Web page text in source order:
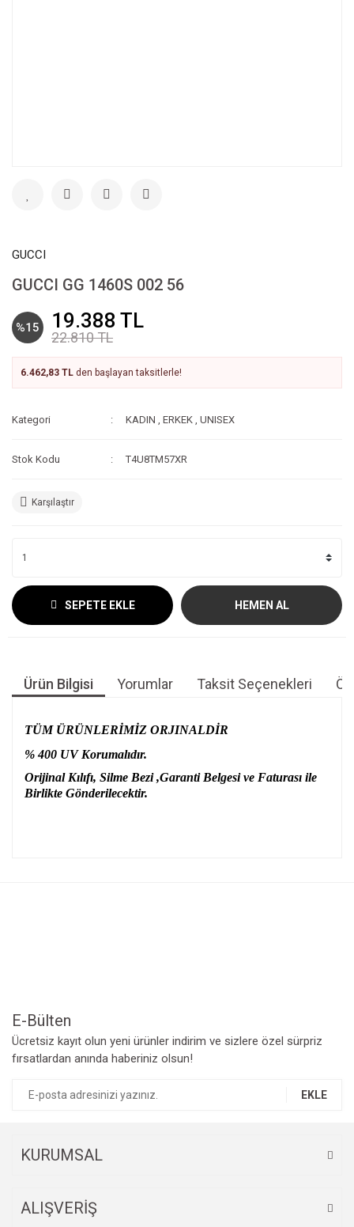
GUCCI
GUCCI GG 1460S 002 56
%15 19.388 TL
22.810 TL
6.462,83 TL den başlayan taksitlerle!
Kategori KADIN ,ERKEK ,UNISEX
Stok Kodu T4U8TM57XR
Karşılaştır
SEPETE EKLE HEMEN AL
Ürün Bilgisi Yorumlar Taksit Seçenekleri
TÜM ÜRÜNLERİMİZ ORJINALDİR
% 400 UV Korumalıdır.
Orijinal Kılıfı, Silme Bezi ,Garanti Belgesi ve Faturası ile
Birlikte Gönderilecektir.
E-Bülten
Ücretsiz kayıt olun yeni ürünler indirim ve sizlere özel sürpriz
fırsatlardan anında haberiniz olsun!
EKLE
KURUMSAL
ALIŞVERİŞ